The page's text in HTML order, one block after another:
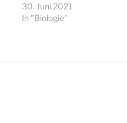
30. Juni 2021
In "Biologie"